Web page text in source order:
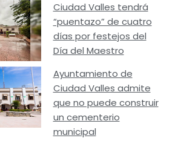
Ciudad Valles tendrá
“puentazo” de cuatro
días por festejos del
Día del Maestro
Ayuntamiento de
Ciudad Valles admite
que no puede construir
un cementerio
municipal